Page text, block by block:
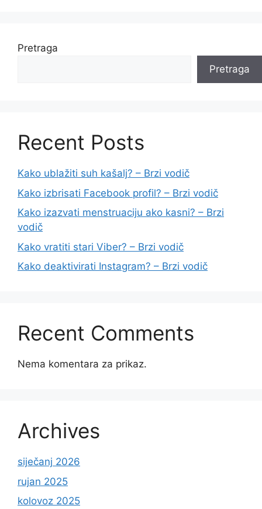
Pretraga
Pretraga
Recent Posts
Kako ublažiti suh kašalj? – Brzi vodič
Kako izbrisati Facebook profil? – Brzi vodič
Kako izazvati menstruaciju ako kasni? – Brzi
vodič
Kako vratiti stari Viber? – Brzi vodič
Kako deaktivirati Instagram? – Brzi vodič
Recent Comments
Nema komentara za prikaz.
Archives
siječanj 2026
rujan 2025
kolovoz 2025